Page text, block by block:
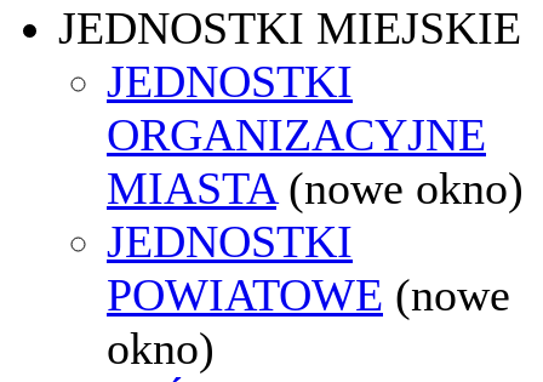
JEDNOSTKI MIEJSKIE
JEDNOSTKI
ORGANIZACYJNE
MIASTA (nowe okno)
JEDNOSTKI
POWIATOWE (nowe
okno)